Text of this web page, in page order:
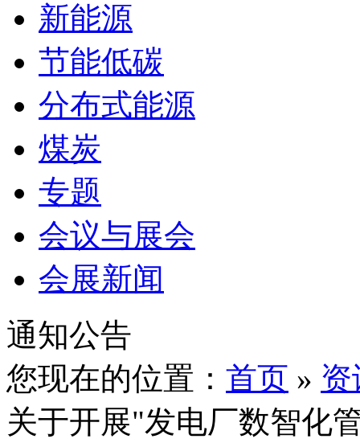
新能源
节能低碳
分布式能源
煤炭
专题
会议与展会
会展新闻
通知公告
您现在的位置： 首页 » 资
关于开展"发电厂数智化